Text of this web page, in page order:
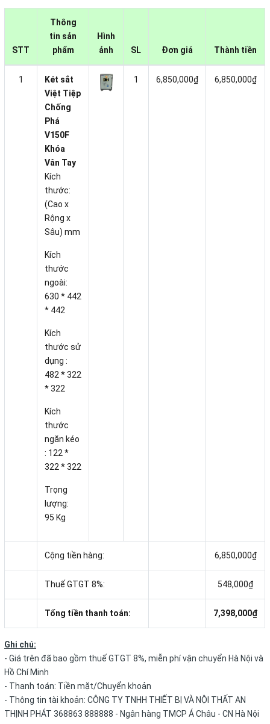
STT
Thông
tin sản
phẩm
Hình
ảnh
SL Đơn giá Thành tiền
1
Két sắt
Việt Tiệp
Chống
Phá
V150F
Khóa
Vân Tay
Kích
thước:
(Cao x
Rộng x
Sâu) mm
Kích
thước
ngoài:
630 * 442
* 442
Kích
thước sử
dụng :
482 * 322
* 322
Kích
thước
ngăn kéo
: 122 *
322 * 322
Trọng
lượng:
95 Kg
1 6,850,000₫ 6,850,000₫
Cộng tiền hàng: 6,850,000₫
Thuế GTGT 8%: 548,000₫
Tổng tiền thanh toán: 7,398,000₫
Ghi chú:
- Giá trên đã bao gồm thuế GTGT 8%, miễn phí vận chuyển Hà Nội và
Hồ Chí Minh
- Thanh toán: Tiền mặt/Chuyển khoản
- Thông tin tài khoản: CÔNG TY TNHH THIẾT BỊ VÀ NỘI THẤT AN
THỊNH PHÁT 368863 888888 - Ngân hàng TMCP Á Châu - CN Hà Nội